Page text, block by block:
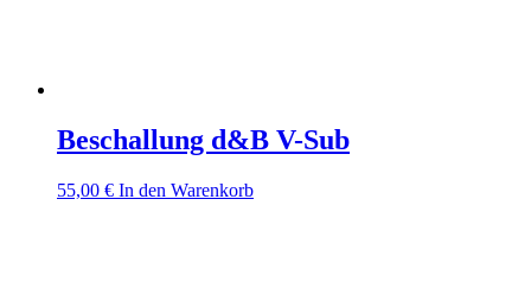
Beschallung d&B V-Sub
55,00 € In den Warenkorb